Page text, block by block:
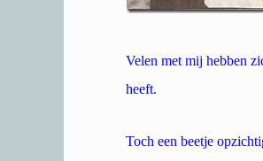
Velen met mij hebben
heeft.
Toch een beetje